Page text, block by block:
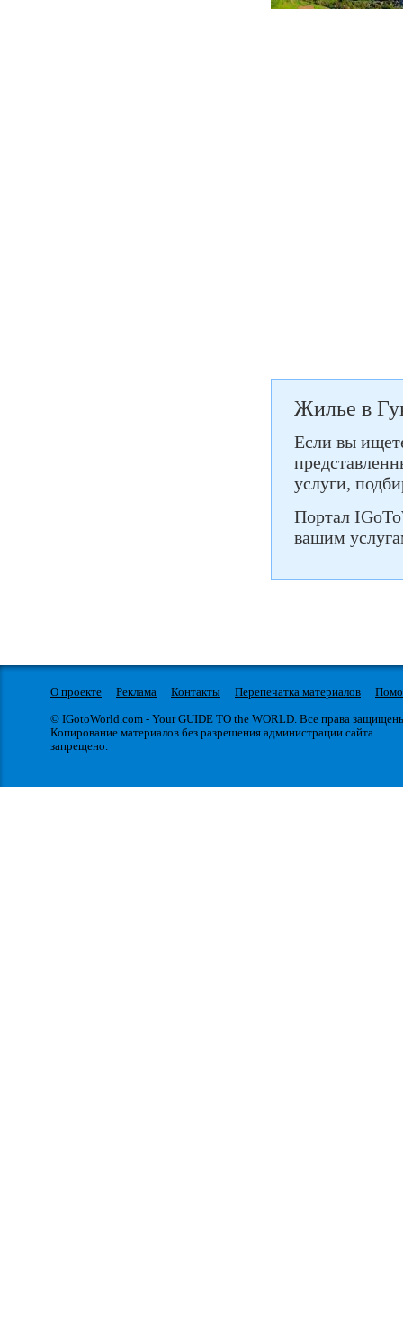
Жилье в
Если вы
услуги,
Портал
вашим
О проекте Реклама Контакты Перепечатка материалов
© IGotoWorld.com - Your GUIDE TO the WORLD. Все права
Копирование материалов без разрешения администрации сайта
запрещено.